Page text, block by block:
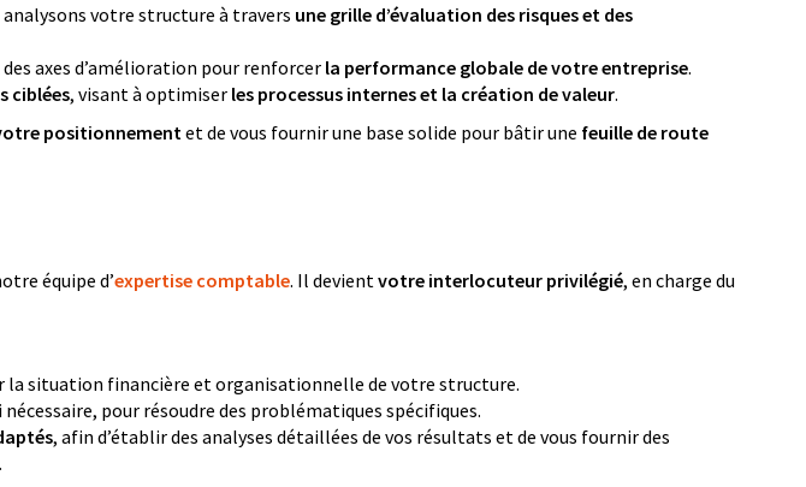
analysons votre structure à travers une grille d’évaluation des risques et des
axes d’amélioration pour renforcer la performance globale de votre entreprise.
ciblées, visant à optimiser les processus internes et la création de valeur.
positionnement et de vous fournir une base solide pour bâtir une feuille de route
équipe d’expertise comptable. Il devient votre interlocuteur privilégié, en charge du
la situation financière et organisationnelle de votre structure.
nécessaire, pour résoudre des problématiques spécifiques.
, afin d’établir des analyses détaillées de vos résultats et de vous fournir des
.